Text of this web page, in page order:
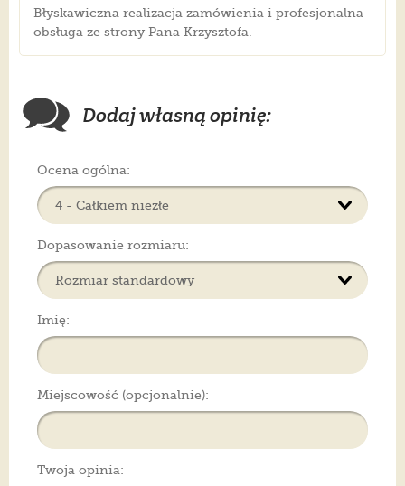
Błyskawiczna realizacja zamówienia i profesjonalna
obsługa ze strony Pana Krzysztofa.
Dodaj własną opinię:
Ocena ogólna:
Dopasowanie rozmiaru:
Imię:
Miejscowość (opcjonalnie):
Twoja opinia: